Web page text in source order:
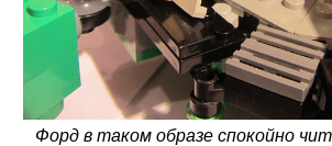
Форд в таком образе спокойно